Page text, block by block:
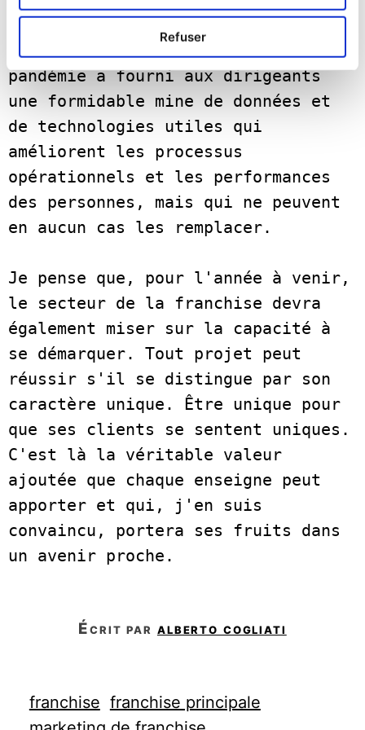
Refuser
pas, car l'atout clé, ce sont les
personnes. L'héritage de la
pandémie a fourni aux dirigeants
une formidable mine de données et
de technologies utiles qui
améliorent les processus
opérationnels et les performances
des personnes, mais qui ne peuvent
en aucun cas les remplacer.
Je pense que, pour l'année à venir,
le secteur de la franchise devra
également miser sur la capacité à
se démarquer. Tout projet peut
réussir s'il se distingue par son
caractère unique. Être unique pour
que ses clients se sentent uniques.
C'est là la véritable valeur
ajoutée que chaque enseigne peut
apporter et qui, j'en suis
convaincu, portera ses fruits dans
écrit par alberto cogliati
franchise franchise principale